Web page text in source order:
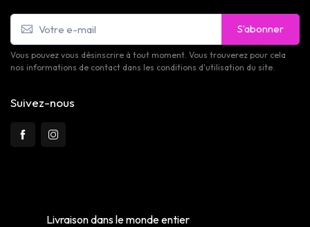
S’abonner
Vous pouvez vous désinscrire à tout moment. Vous trouverez pour cela
nos informations de contact dans les conditions d'utilisation du site.
Suivez-nous
Livraison dans le monde entier